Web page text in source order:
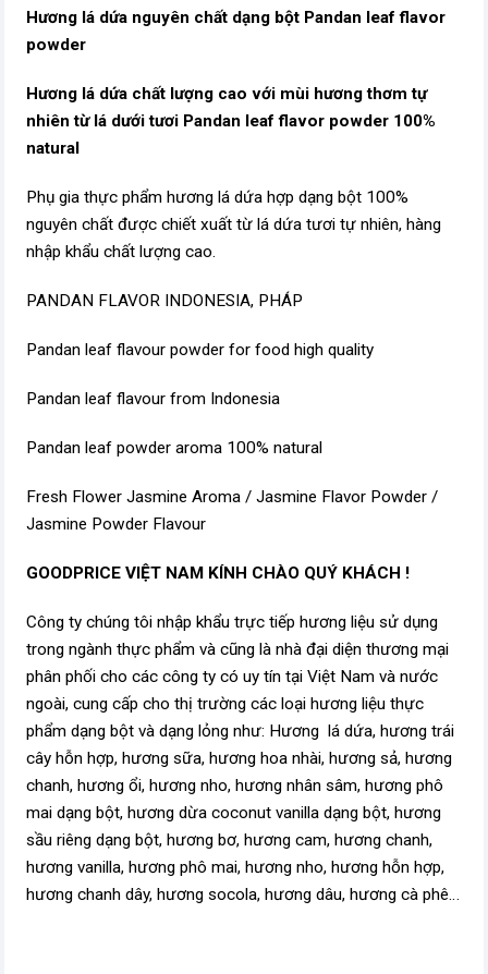
Hương lá dứa nguyên chất dạng bột Pandan leaf flavor
powder
Hương lá dứa chất lượng cao với mùi hương thơm tự
nhiên từ lá dưới tươi Pandan leaf flavor powder 100%
natural
Phụ gia thực phẩm hương lá dứa hợp dạng bột 100%
nguyên chất được chiết xuất từ lá dứa tươi tự nhiên, hàng
nhập khẩu chất lượng cao.
PANDAN FLAVOR INDONESIA, PHÁP
Pandan leaf flavour powder for food high quality
Pandan leaf flavour from Indonesia
Pandan leaf powder aroma 100% natural
Fresh Flower Jasmine Aroma / Jasmine Flavor Powder /
Jasmine Powder Flavour
GOODPRICE VIỆT NAM KÍNH CHÀO QUÝ KHÁCH !
Công ty chúng tôi nhập khẩu trực tiếp hương liệu sử dụng
trong ngành thực phẩm và cũng là nhà đại diện thương mại
phân phối cho các công ty có uy tín tại Việt Nam và nước
ngoài, cung cấp cho thị trường các loại hương liệu thực
phẩm dạng bột và dạng lỏng như: Hương lá dứa, hương trái
cây hỗn hợp, hương sữa, hương hoa nhài, hương sả, hương
chanh, hương ổi, hương nho, hương nhân sâm, hương phô
mai dạng bột, hương dừa coconut vanilla dạng bột, hương
sầu riêng dạng bột, hương bơ, hương cam, hương chanh,
hương vanilla, hương phô mai, hương nho, hương hỗn hợp,
hương chanh dây, hương socola, hương dâu, hương cà phê…